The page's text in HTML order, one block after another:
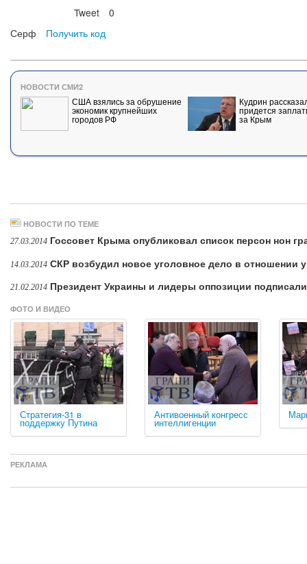
Tweet
0
Серф
Получить код
НОВОСТИ СМИ2
США взялись за обрушение
экономик крупнейших
городов РФ
Кудрин
придется
за Крым
НОВОСТИ ПО ТЕМЕ
27.03.2014 Госсовет Крыма опубликовал список персон нон
14.03.2014 СКР возбудил новое уголовное дело в отношении
21.02.2014 Президент Украины и лидеры оппозиции
ФОТО И ВИДЕО
Стратегия-31 в
поддержку Путина
Антивоенный конгресс
интеллигенции
РЕКЛАМА